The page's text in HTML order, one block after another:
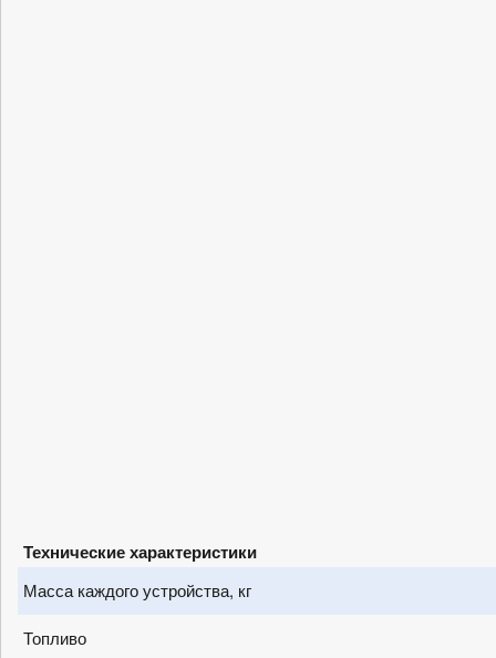
Технические характеристики
Масса каждого устройства, кг
Топливо